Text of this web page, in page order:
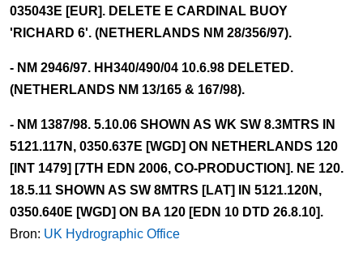
035043E [EUR]. DELETE E CARDINAL BUOY
'RICHARD 6'. (NETHERLANDS NM 28/356/97).
- NM 2946/97. HH340/490/04 10.6.98 DELETED.
(NETHERLANDS NM 13/165 & 167/98).
- NM 1387/98. 5.10.06 SHOWN AS WK SW 8.3MTRS IN
5121.117N, 0350.637E [WGD] ON NETHERLANDS 120
[INT 1479] [7TH EDN 2006, CO-PRODUCTION]. NE 120.
18.5.11 SHOWN AS SW 8MTRS [LAT] IN 5121.120N,
0350.640E [WGD] ON BA 120 [EDN 10 DTD 26.8.10].
Bron: UK Hydrographic Office